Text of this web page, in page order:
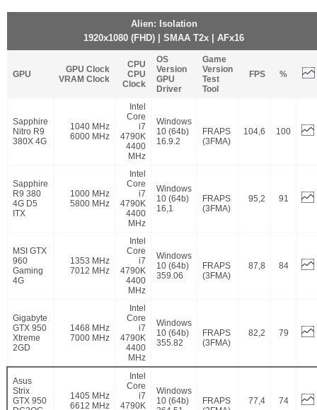
Alien: Isolation
1920x1080 (FHD) | SMAA T2x | AFx16
GPU
GPU Clock
VRAM Clock
CPU
CPU
Clock
OS
Version
GPU
Driver
Game
Version
Test
Tool
FPS %
Sapphire
Nitro R9
380X 4G
1040 MHz
6000 MHz
Intel
Core
i7
4790K
4400
MHz
Windows
10 (64b)
16.9.2
FRAPS
(3FMA)
104,6 100
Sapphire
R9 380
4G D5
ITX
1000 MHz
5800 MHz
Intel
Core
i7
4790K
4400
MHz
Windows
10 (64b)
16,1
FRAPS
(3FMA)
95,2 91
MSI GTX
960
Gaming
4G
1353 MHz
7012 MHz
Intel
Core
i7
4790K
4400
MHz
Windows
10 (64b)
359.06
FRAPS
(3FMA)
87,8 84
Gigabyte
GTX 950
Xtreme
2GD
1468 MHz
7000 MHz
Intel
Core
i7
4790K
4400
MHz
Windows
10 (64b)
355.82
FRAPS
(3FMA)
82,2 79
Asus
Strix
GTX 950
1405 MHz
6612 MHz
Intel
Core
i7
4790K
Windows
10 (64b)
FRAPS
77,4 74